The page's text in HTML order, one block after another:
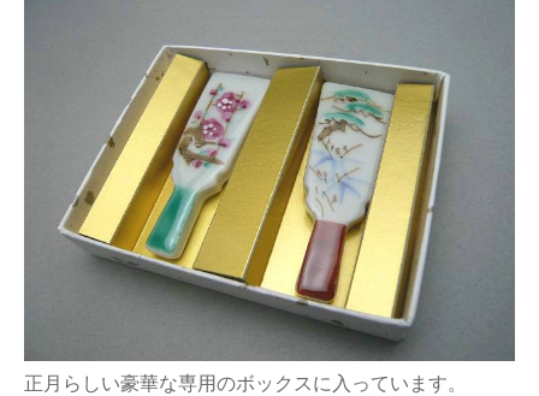
正月らしい豪華な専用のボックスに入っています。